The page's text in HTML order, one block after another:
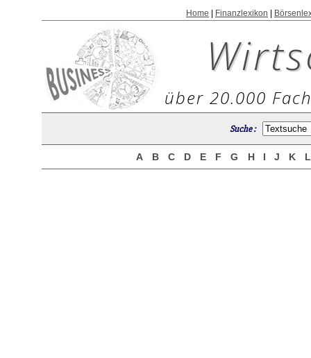
Home Finanzlexikon
über 20.000
Suche :
A B C D E F G H I J K